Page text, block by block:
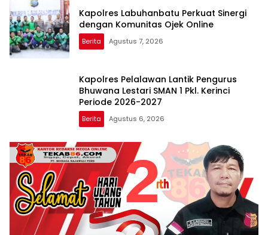
Kapolres Labuhanbatu Perkuat Sinergi
dengan Komunitas Ojek Online
Berita Agustus 7, 2026
Kapolres Pelalawan Lantik Pengurus
Bhuwana Lestari SMAN 1 Pkl. Kerinci
Periode 2026-2027
Berita Agustus 6, 2026